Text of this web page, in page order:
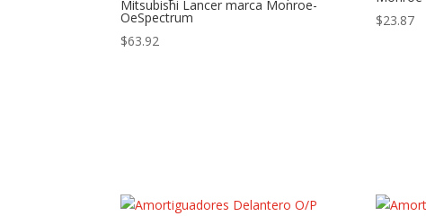
Mitsubishi Lancer marca Monroe-
OeSpectrum
$63.92
$23.87